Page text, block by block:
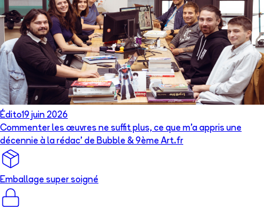
Édito19 juin 2026
Commenter les œuvres ne suffit plus, ce que m’a appris une
décennie à la rédac’ de Bubble & 9ème Art.fr
Emballage super soigné